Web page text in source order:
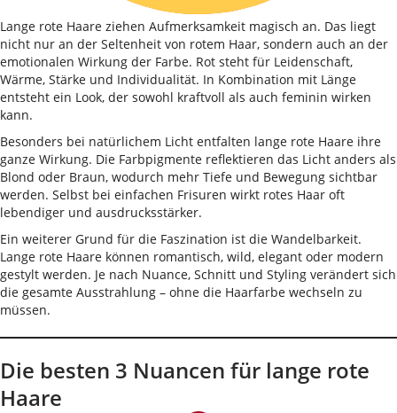
Lange rote Haare ziehen Aufmerksamkeit magisch an. Das liegt
nicht nur an der Seltenheit von rotem Haar, sondern auch an der
emotionalen Wirkung der Farbe. Rot steht für Leidenschaft,
Wärme, Stärke und Individualität. In Kombination mit Länge
entsteht ein Look, der sowohl kraftvoll als auch feminin wirken
kann.
Besonders bei natürlichem Licht entfalten lange rote Haare ihre
ganze Wirkung. Die Farbpigmente reflektieren das Licht anders als
Blond oder Braun, wodurch mehr Tiefe und Bewegung sichtbar
werden. Selbst bei einfachen Frisuren wirkt rotes Haar oft
lebendiger und ausdrucksstärker.
Ein weiterer Grund für die Faszination ist die Wandelbarkeit.
Lange rote Haare können romantisch, wild, elegant oder modern
gestylt werden. Je nach Nuance, Schnitt und Styling verändert sich
die gesamte Ausstrahlung – ohne die Haarfarbe wechseln zu
müssen.
Die besten 3 Nuancen für lange rote
Haare